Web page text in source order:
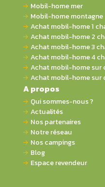
Mobil-home mer
Mobil-home montagne
Achat mobil-home 1
Achat mobil-home 2
Achat mobil-home 3
Achat mobil-home 4
Achat mobil-home sur
Achat mobil-home sur
A propos
Qui sommes-nous ?
Actualités
Nos partenaires
Notre réseau
Nos campings
Blog
Espace revendeur